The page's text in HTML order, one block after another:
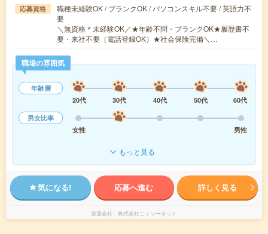
応募資格
職種未経験OK / ブランクOK / パソコンスキル不要 / 英語力不
要
＼無資格＊未経験OK／★年齢不問・ブランクOK★履歴書不
要・来社不要（電話登録OK）★社会保険完備＼…
職場の雰囲気
年齢層
20代
30代 40代 50代
60代
男女比率
女性
男性
もっと見る
気になる! 応募へ進む 詳しく見る
派遣会社 株式会社ニッソーネット